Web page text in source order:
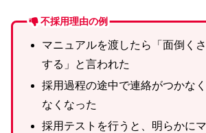
不採用理由の例
マニュアルを渡したら「面倒く
する」と言われた
採用過程の途中で連絡がつかな
なくなった
採用テストを行うと、明らかに